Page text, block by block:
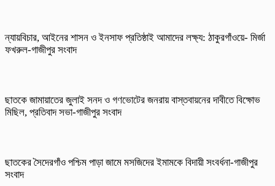
ন্যায়বিচার, আইনের শাসন ও ইনসাফ প্রতিষ্ঠাই আমাদের লক্ষ্য: ঠাকুরগাঁওয়ে- মির্জা
ফখরুল-গাজীপুর সংবাদ
ছাতকে জামায়াতের জুলাই সনদ ও গণভোটের জনরায় বাস্তবায়নের দাবীতে বিক্ষোভ
মিছিল, প্রতিবাদ সভা-গাজীপুর সংবাদ
ছাতকের সৈদেরগাঁও পশ্চিম পাড়া জামে মসজিদের ইমামকে বিদায়ী সংবর্ধনা-গাজীপুর
সংবাদ